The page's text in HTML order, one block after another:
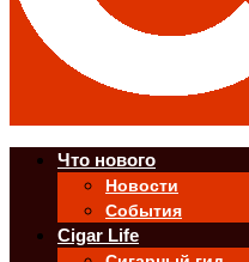
Что нового
Новости
События
Cigar Life